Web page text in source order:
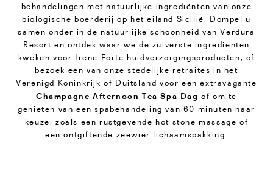
behandelingen met natuurlijke ingrediënten van onze
biologische boerderij op het eiland Sicilië. Dompel u
samen onder in de natuurlijke schoonheid van Verdura
Resort en ontdek waar we de zuiverste ingrediënten
kweken voor Irene Forte huidverzorgingsproducten, of
bezoek een van onze stedelijke retraites in het
Verenigd Koninkrijk of Duitsland voor een extravagante
Champagne Afternoon Tea Spa Dag of om te
genieten van een spabehandeling van 60 minuten naar
keuze, zoals een rustgevende hot stone massage of
een ontgiftende zeewier lichaamspakking.